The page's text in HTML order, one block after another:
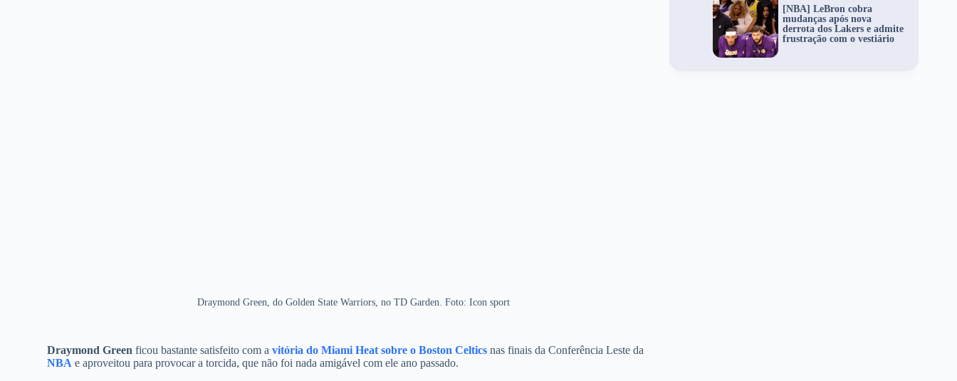
Draymond Green, do Golden State Warriors, no TD Garden. Foto: Icon sport
Draymond Green ficou bastante satisfeito com avitória do Miami Heat sobre o Boston Celtics nas finais da Conferência Leste da
NBA e aproveitou para provocar a torcida, que não foi nada amigável com ele ano passado.
[NBA] LeBron cobra
mudanças após nova
derrota dos Lakers e admite
frustração com o vestiário